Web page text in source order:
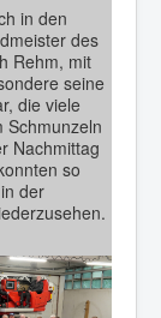
in den
des
Rehm, mit
seine
die viele
Schmunzeln
Nachmittag
so
der